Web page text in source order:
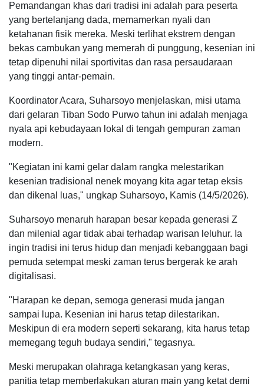
Pemandangan khas dari tradisi ini adalah para peserta
yang bertelanjang dada, memamerkan nyali dan
ketahanan fisik mereka. Meski terlihat ekstrem dengan
bekas cambukan yang memerah di punggung, kesenian ini
tetap dipenuhi nilai sportivitas dan rasa persaudaraan
yang tinggi antar-pemain.
Koordinator Acara, Suharsoyo menjelaskan, misi utama
dari gelaran Tiban Sodo Purwo tahun ini adalah menjaga
nyala api kebudayaan lokal di tengah gempuran zaman
modern.
"Kegiatan ini kami gelar dalam rangka melestarikan
kesenian tradisional nenek moyang kita agar tetap eksis
dan dikenal luas," ungkap Suharsoyo, Kamis (14/5/2026).
Suharsoyo menaruh harapan besar kepada generasi Z
dan milenial agar tidak abai terhadap warisan leluhur. Ia
ingin tradisi ini terus hidup dan menjadi kebanggaan bagi
pemuda setempat meski zaman terus bergerak ke arah
digitalisasi.
"Harapan ke depan, semoga generasi muda jangan
sampai lupa. Kesenian ini harus tetap dilestarikan.
Meskipun di era modern seperti sekarang, kita harus tetap
memegang teguh budaya sendiri," tegasnya.
Meski merupakan olahraga ketangkasan yang keras,
panitia tetap memberlakukan aturan main yang ketat demi